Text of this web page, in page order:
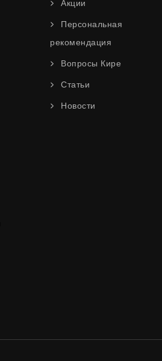
Акции
Персональная
рекомендация
Вопросы Кире
Статьи
Новости